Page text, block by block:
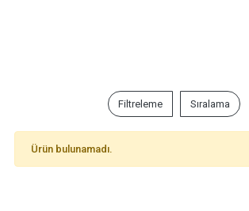
Filtreleme Sıralama
Ürün bulunamadı.